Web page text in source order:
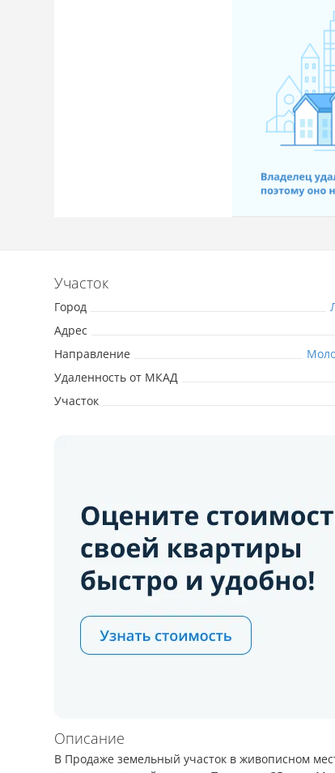
Участок
Город
Адрес
Направление
Удаленность от МКАД
Участок
Описание
В Продаже земельный участок в живописном